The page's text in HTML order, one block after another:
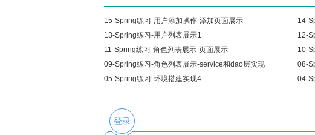
15-Spring练习-用户添加操作-添加页面展示
14-
13-Spring练习-用户列表展示1
12-
11-Spring练习-角色列表展示-页面展示
10-
09-Spring练习-角色列表展示-service和dao层实现
08-
05-Spring练习-环境搭建实现4
04-
登录